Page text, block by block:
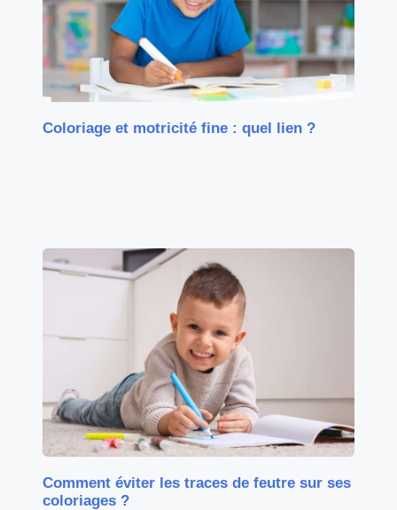
Coloriage et motricité fine : quel lien ?
Comment éviter les traces de feutre sur ses
coloriages ?